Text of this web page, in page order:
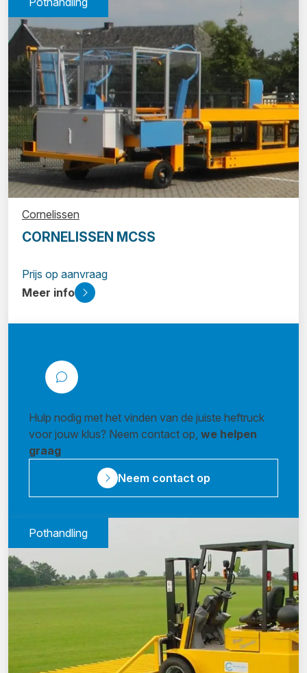
Cornelissen
CORNELISSEN MCSS
Prijs op aanvraag
Meer info
Hulp nodig met het vinden van de juiste heftruck
voor jouw klus? Neem contact op, we helpen
graag
Neem contact op
Pothandling